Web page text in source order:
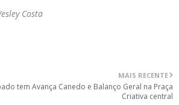
Costa
MAIS RECENTE
tem Avança Canedo e Balanço Geral na Praça
Criativa central